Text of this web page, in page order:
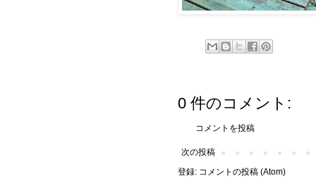
0 件のコメント:
コメントを投稿
次の投稿
登録: コメントの投稿 (Atom)